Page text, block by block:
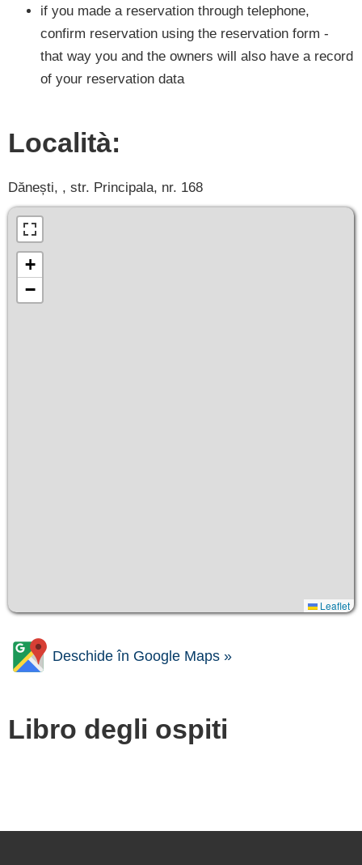
if you made a reservation through telephone,
confirm reservation using the reservation form -
that way you and the owners will also have a record
of your reservation data
Località:
Dănești, , str. Principala, nr. 168
+
−
Leaflet
Deschide în Google Maps »
Libro degli ospiti